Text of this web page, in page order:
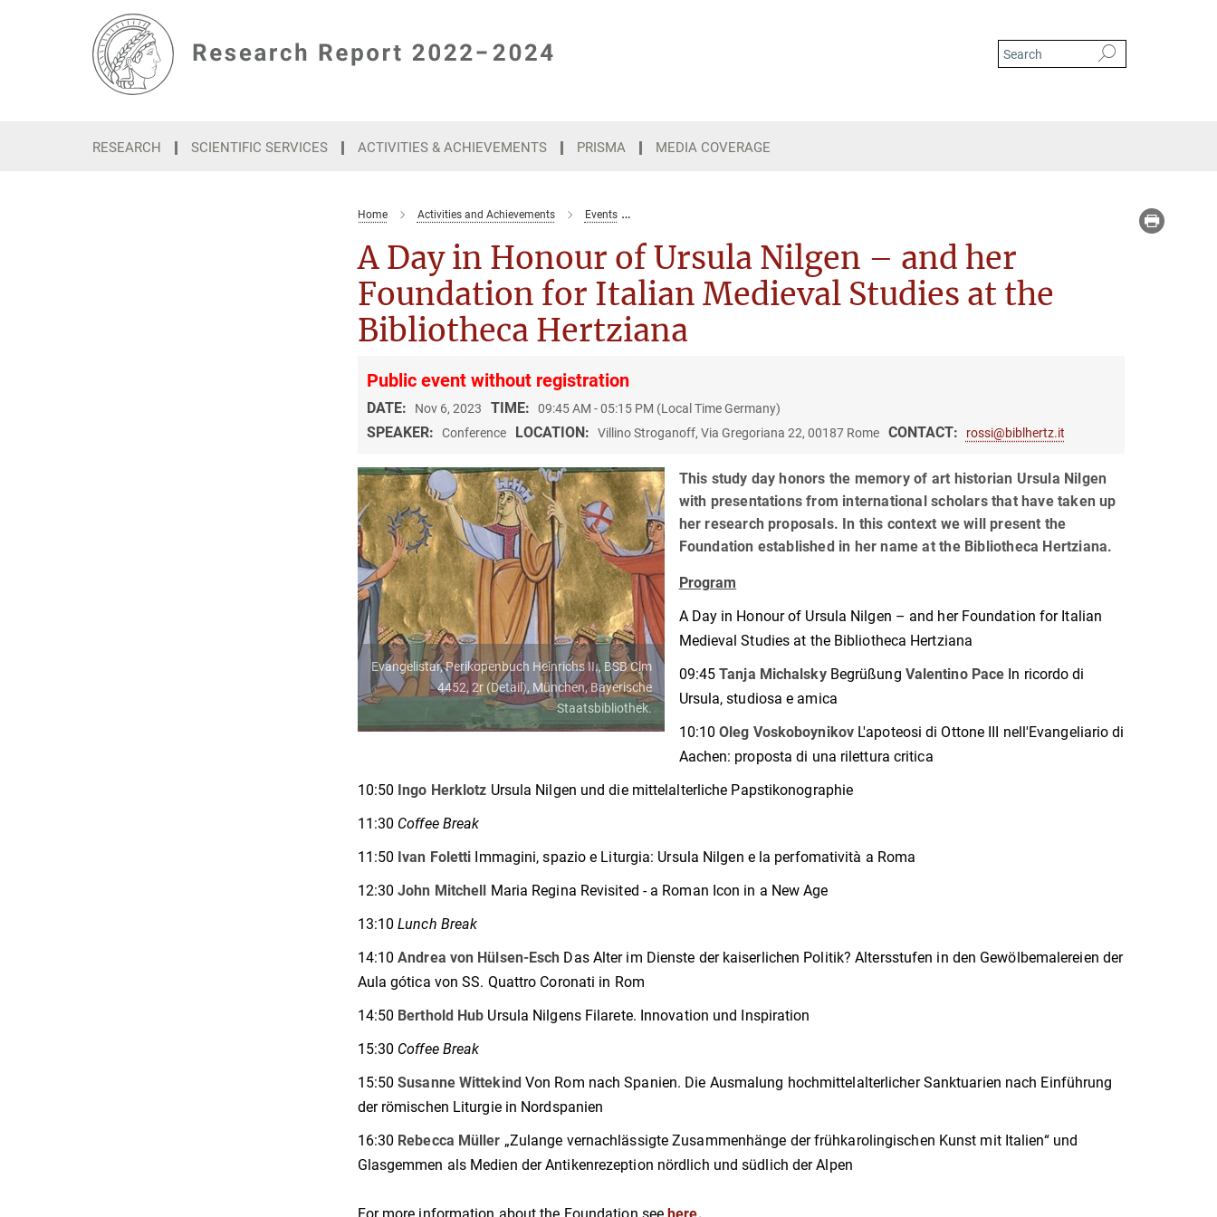
RESEARCH SCIENTIFIC SERVICES ACTIVITIES & ACHIEVEMENTS PRISMA MEDIA COVERAGE
Home Activities and Achievements Events A Day in Honour of Ursula Nilgen – and her Foundation for Italian Medieval Studies at the Bibliotheca Hertziana
A Day in Honour of Ursula Nilgen – and her
Foundation for Italian Medieval Studies at the
Bibliotheca Hertziana
Public event without registration
DATE: Nov 6, 2023 TIME: 09:45 AM - 05:15 PM (Local Time Germany)
SPEAKER: Conference LOCATION: Villino Stroganoff, Via Gregoriana 22, 00187 Rome CONTACT: rossi@biblhertz.it
Evangelistar, Perikopenbuch Heinrichs II., BSB Clm
4452, 2r (Detail), München, Bayerische
Staatsbibliothek.
This study day honors the memory of art historian Ursula Nilgen
with presentations from international scholars that have taken up
her research proposals. In this context we will present the
Foundation established in her name at the Bibliotheca Hertziana.
Program
A Day in Honour of Ursula Nilgen – and her Foundation for Italian
Medieval Studies at the Bibliotheca Hertziana
09:45Tanja Michalsky Begrüßung Valentino Pace In ricordo di
Ursula, studiosa e amica
10:10Oleg Voskoboynikov L'apoteosi di Ottone III nell'Evangeliario di
Aachen: proposta di una rilettura critica
10:50 Ingo Herklotz Ursula Nilgen und die mittelalterliche Papstikonographie
11:30 Coffee Break
11:50 Ivan Foletti Immagini, spazio e Liturgia: Ursula Nilgen e la perfomatività a Roma
12:30John Mitchell Maria Regina Revisited - a Roman Icon in a New Age
13:10 Lunch Break
14:10Andrea von Hülsen-Esch Das Alter im Dienste der kaiserlichen Politik? Altersstufen in den Gewölbemalereien der
Aula gótica von SS. Quattro Coronati in Rom
14:50 Berthold Hub Ursula Nilgens Filarete. Innovation und Inspiration
15:30 Coffee Break
15:50Susanne Wittekind Von Rom nach Spanien. Die Ausmalung hochmittelalterlicher Sanktuarien nach Einführung
der römischen Liturgie in Nordspanien
16:30 Rebecca Müller „Zulange vernachlässigte Zusammenhänge der frühkarolingischen Kunst mit Italien“ und
Glasgemmen als Medien der Antikenrezeption nördlich und südlich der Alpen